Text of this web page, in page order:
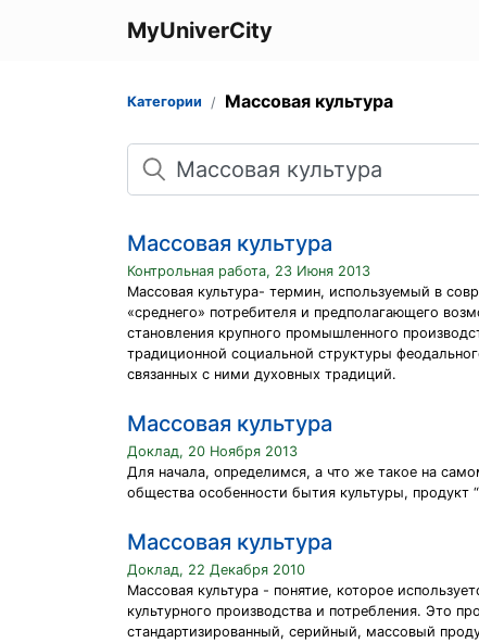
MyUniverCity
Категории Массовая культура
Поиск
Массовая культура
Контрольная работа, 23 Июня 2013
Массовая культура- термин, используемый в
«среднего» потребителя и предполагающего
становления крупного промышленного
традиционной социальной структуры
связанных с ними духовных традиций.
Массовая культура
Доклад, 20 Ноября 2013
Для начала, определимся, а что же такое на
общества особенности бытия культуры, продукт
Массовая культура
Доклад, 22 Декабря 2010
Массовая культура - понятие, которое
культурного производства и потребления. Это
стандартизированный, серийный, массовый